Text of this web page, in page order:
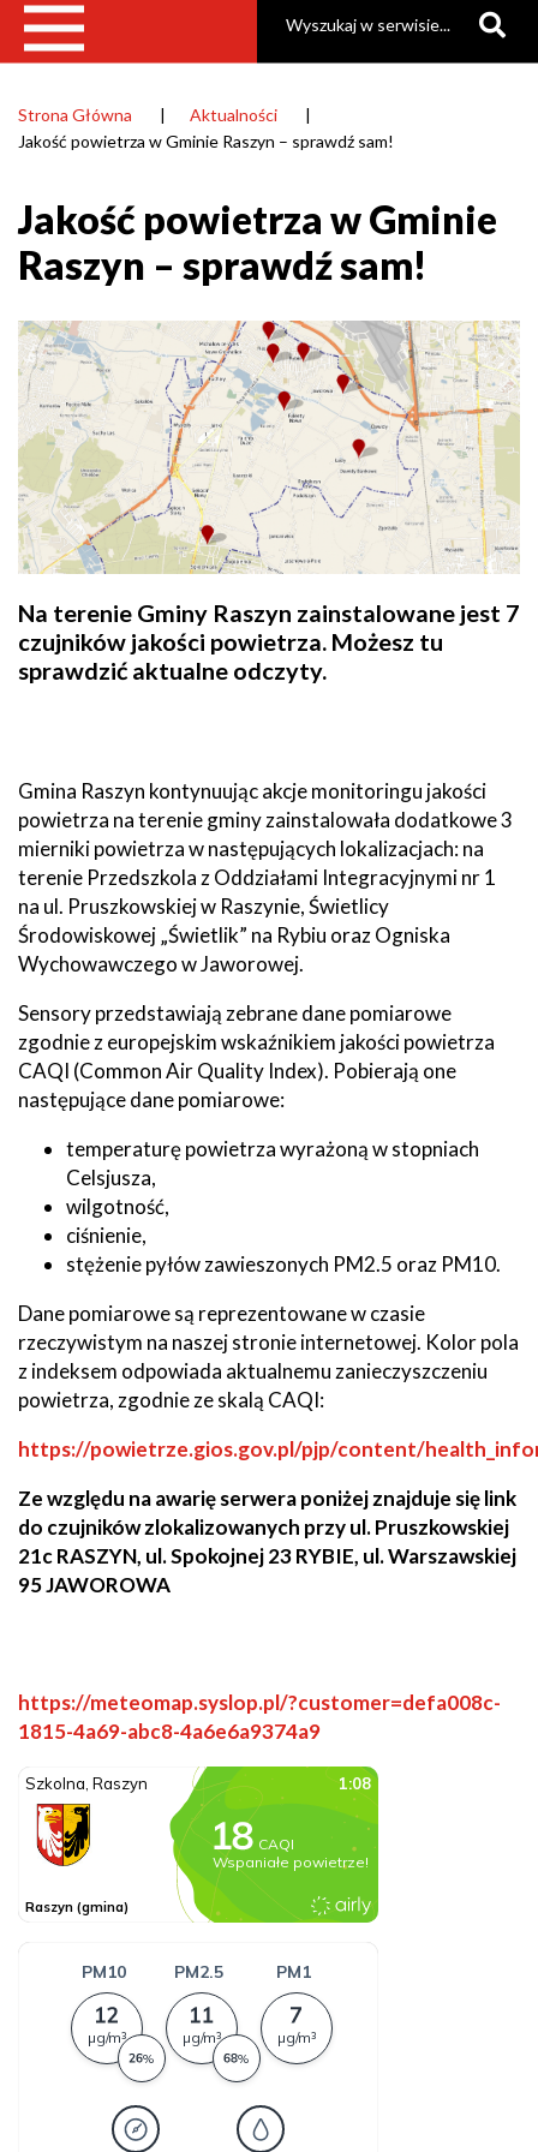
Ścieżka
Strona Główna
Aktualności
Jakość powietrza w Gminie Raszyn – sprawdź sam!
Jakość powietrza w Gminie
Raszyn – sprawdź sam!
Na terenie Gminy Raszyn zainstalowane jest 7
czujników jakości powietrza. Możesz tu
sprawdzić aktualne odczyty.
Gmina Raszyn kontynuując akcje monitoringu jakości
powietrza na terenie gminy zainstalowała dodatkowe 3
mierniki powietrza w następujących lokalizacjach: na
terenie Przedszkola z Oddziałami Integracyjnymi nr 1
na ul. Pruszkowskiej w Raszynie, Świetlicy
Środowiskowej „Świetlik” na Rybiu oraz Ogniska
Wychowawczego w Jaworowej.
Sensory przedstawiają zebrane dane pomiarowe
zgodnie z europejskim wskaźnikiem jakości powietrza
CAQI (Common Air Quality Index). Pobierają one
następujące dane pomiarowe:
temperaturę powietrza wyrażoną w stopniach
Celsjusza,
wilgotność,
ciśnienie,
stężenie pyłów zawieszonych PM2.5 oraz PM10.
Dane pomiarowe są reprezentowane w czasie
rzeczywistym na naszej stronie internetowej. Kolor pola
z indeksem odpowiada aktualnemu zanieczyszczeniu
powietrza, zgodnie ze skalą CAQI:
Will
in
new
window
https://powietrze.gios.gov.pl/pjp/content/
Ze względu na awarię serwera poniżej znajduje się link
do czujników zlokalizowanych przy ul. Pruszkowskiej
21c RASZYN, ul. Spokojnej 23 RYBIE, ul. Warszawskiej
95 JAWOROWA
Will
open
new
window
https://meteomap.syslop.pl/?customer=defa008c-
1815-4a69-abc8-4a6e6a9374a9